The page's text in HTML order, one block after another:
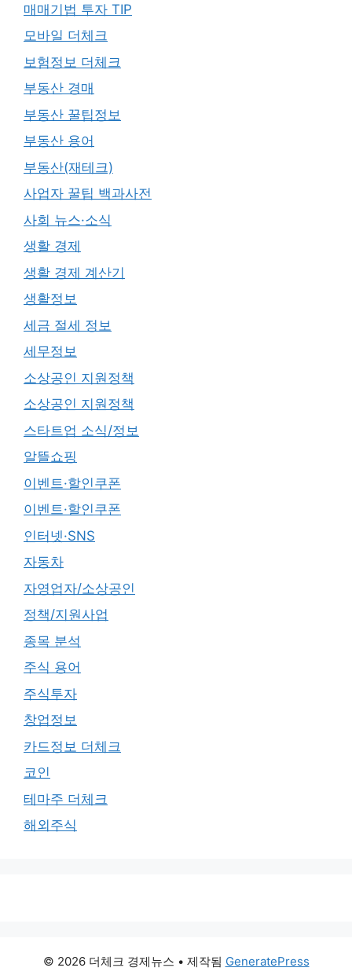
매매기법 투자 TIP
모바일 더체크
보험정보 더체크
부동산 경매
부동산 꿀팁정보
부동산 용어
부동산(재테크)
사업자 꿀팁 백과사전
사회 뉴스·소식
생활 경제
생활 경제 계산기
생활정보
세금 절세 정보
세무정보
소상공인 지원정책
소상공인 지원정책
스타트업 소식/정보
알뜰쇼핑
이벤트·할인쿠폰
이벤트·할인쿠폰
인터넷·SNS
자동차
자영업자/소상공인
정책/지원사업
종목 분석
주식 용어
주식투자
창업정보
카드정보 더체크
코인
테마주 더체크
해외주식
© 2026 더체크 경제뉴스 • 제작됨 GeneratePress